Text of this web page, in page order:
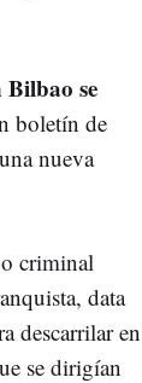
Bilbao se
boletín de
nueva
criminal
data
descarrilar en
se dirigían